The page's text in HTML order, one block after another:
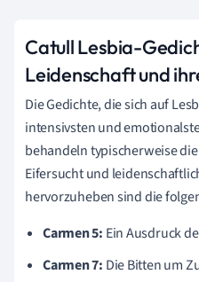
Catull Lesbia-
Leidenschaft und
Die Gedichte, die sich auf
intensivsten und
behandeln typischerweise
Eifersucht und
hervorzuheben sind die
Carmen 5: Ein Ausdruck
Carmen 7: Die Bitten um